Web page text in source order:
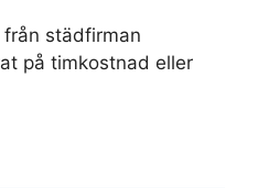
städfirman
på timkostnad eller